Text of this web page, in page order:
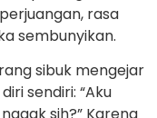
rasa
sembunyikan.
sibuk mengejar
sendiri: “Aku